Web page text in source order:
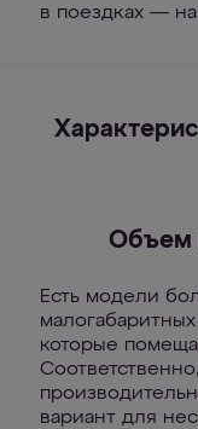
в поездках —
Объем
Есть модели
которые
вариант для